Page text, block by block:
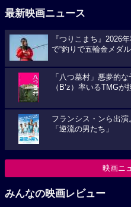
最新映画ニュース
『つりこまち』2026
で“釣りで五輪金メダ
「八つ墓村」悪夢的
（B’z）率いるTMGが
フランシス・ンら出
「逆流の男たち」
映画ニ
みんなの映画レビュー